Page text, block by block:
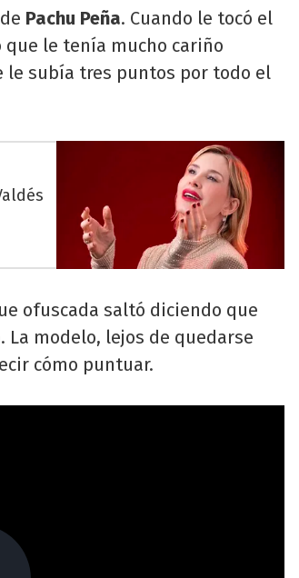
Pachu Peña. Cuando le tocó el
le tenía mucho cariño
le subía tres puntos por todo el
ofuscada saltó diciendo que
La modelo, lejos de quedarse
cómo puntuar.